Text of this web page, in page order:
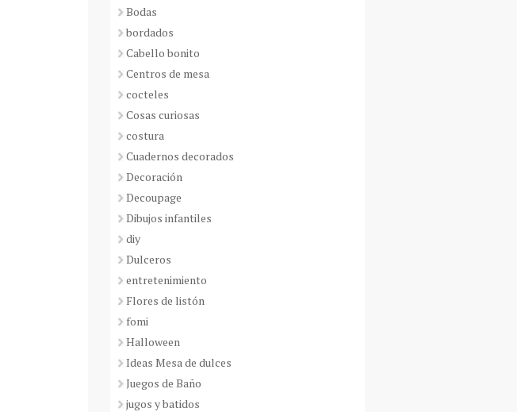
Bodas
bordados
Cabello bonito
Centros de mesa
cocteles
Cosas curiosas
costura
Cuadernos decorados
Decoración
Decoupage
Dibujos infantiles
diy
Dulceros
entretenimiento
Flores de listón
fomi
Halloween
Ideas Mesa de dulces
Juegos de Baño
jugos y batidos